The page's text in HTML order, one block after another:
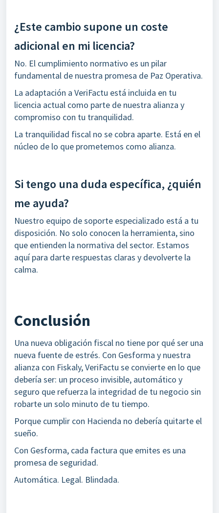
¿Este cambio supone un coste
adicional en mi licencia?
No. El cumplimiento normativo es un pilar
fundamental de nuestra promesa de Paz Operativa.
La adaptación a VeriFactu está incluida en tu
licencia actual como parte de nuestra alianza y
compromiso con tu tranquilidad.
La tranquilidad fiscal no se cobra aparte. Está en el
núcleo de lo que prometemos como alianza.
Si tengo una duda específica, ¿quién
me ayuda?
Nuestro equipo de soporte especializado está a tu
disposición. No solo conocen la herramienta, sino
que entienden la normativa del sector. Estamos
aquí para darte respuestas claras y devolverte la
calma.
Conclusión
Una nueva obligación fiscal no tiene por qué ser una
nueva fuente de estrés. Con Gesforma y nuestra
alianza con Fiskaly, VeriFactu se convierte en lo que
debería ser: un proceso invisible, automático y
seguro que refuerza la integridad de tu negocio sin
robarte un solo minuto de tu tiempo.
Porque cumplir con Hacienda no debería quitarte el
sueño.
Con Gesforma, cada factura que emites es una
promesa de seguridad.
Automática. Legal. Blindada.